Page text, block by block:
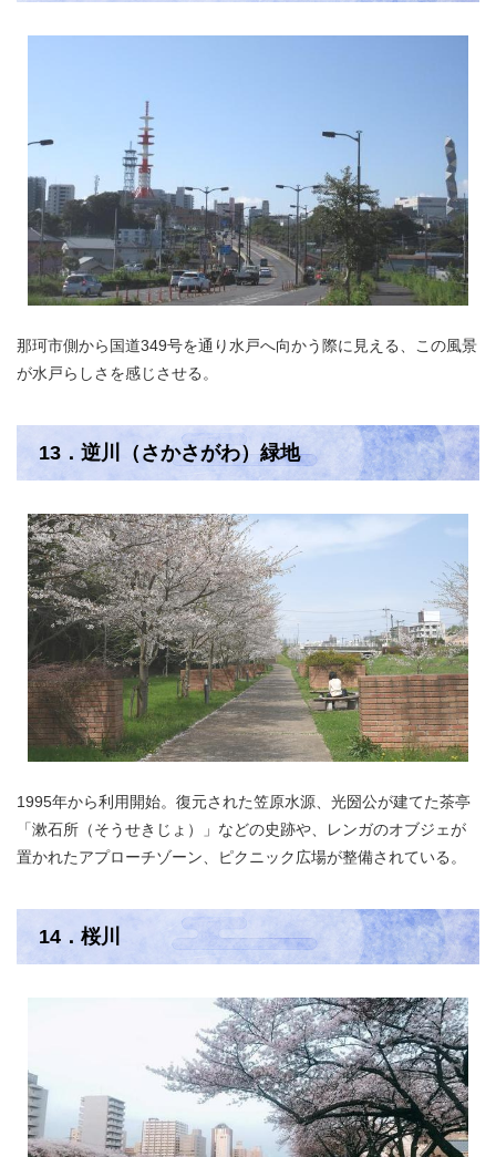
那珂市側から国道349号を通り水戸へ向かう際に見える、この風景
が水戸らしさを感じさせる。
13．逆川（さかさがわ）緑地
1995年から利用開始。復元された笠原水源、光圀公が建てた茶亭
「漱石所（そうせきじょ）」などの史跡や、レンガのオブジェが
置かれたアプローチゾーン、ピクニック広場が整備されている。
14．桜川